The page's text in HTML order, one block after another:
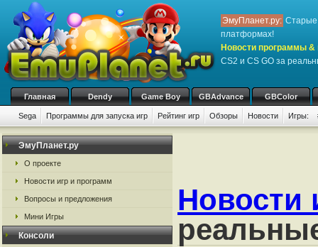
ЭмуПланет.ру: Старые
платформах!
Новости программы &
CS2 и CS GO за
Главная Dendy Game Boy GBAdvance GBColor
Sega Программы для запуска игр Рейтинг игр Обзоры Новости Игры:
ЭмуПланет.ру
О проекте
Новости игр и программ
Вопросы и предложения
Мини Игры
Консоли
Новости